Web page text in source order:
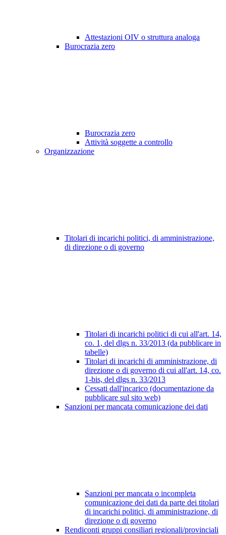
Attestazioni OIV o struttura analoga
Burocrazia zero
Burocrazia zero
Attività soggette a controllo
Organizzazione
Titolari di incarichi politici, di amministrazione,
di direzione o di governo
Titolari di incarichi politici di cui all'art. 14,
co. 1, del dlgs n. 33/2013 (da pubblicare in
tabelle)
Titolari di incarichi di amministrazione, di
direzione o di governo di cui all'art. 14, co.
1-bis, del dlgs n. 33/2013
Cessati dall'incarico (documentazione da
pubblicare sul sito web)
Sanzioni per mancata comunicazione dei dati
Sanzioni per mancata o incompleta
comunicazione dei dati da parte dei titolari
di incarichi politici, di amministrazione, di
direzione o di governo
Rendiconti gruppi consiliari regionali/provinciali